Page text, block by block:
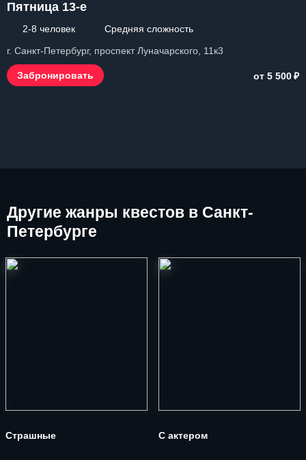
Пятница 13-е
2-8 человек
Средняя сложность
г. Санкт-Петербург, проспект Луначарского, 11к3
Забронировать от 5 500₽
Другие жанры квестов в Санкт-
Петербурге
Страшные С актером